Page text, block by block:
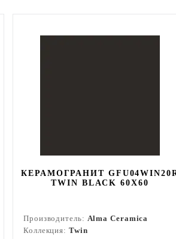
КЕРАМОГРАНИТ
TWIN BLACK 60X60
Производитель: Alma Ceramica
Коллекция: Twin